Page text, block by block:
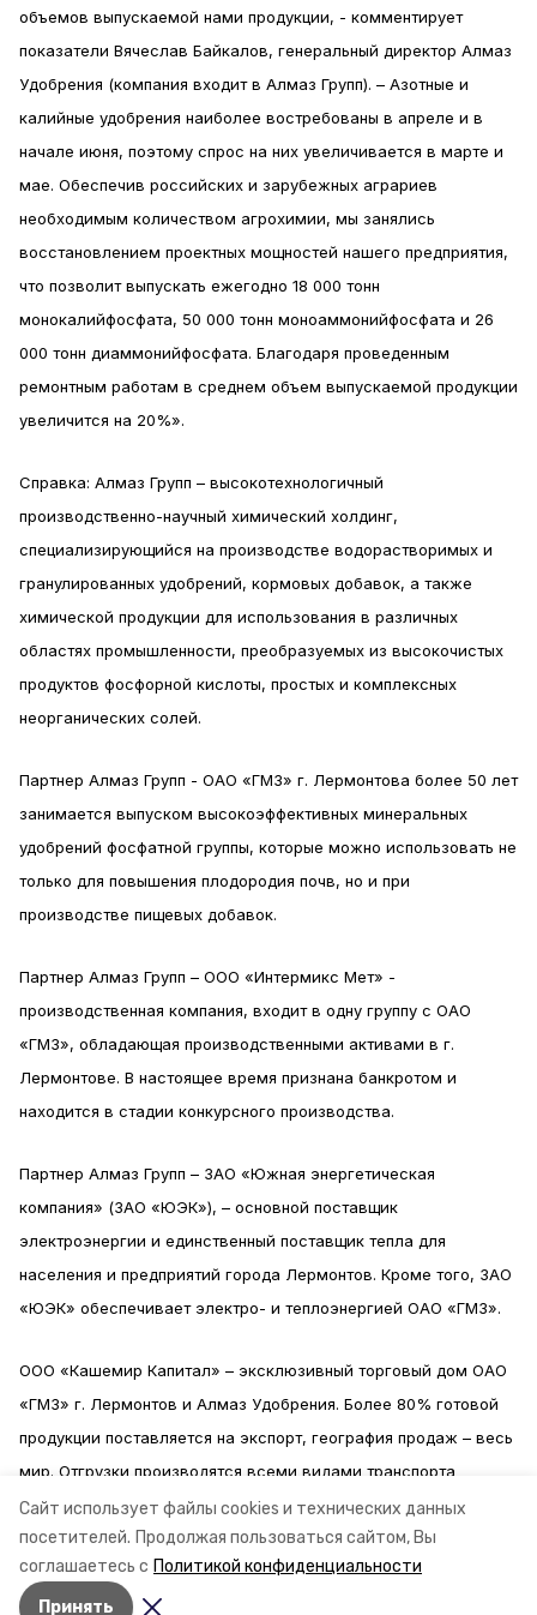
Сайт использует файлы cookies и технических данных
посетителей. Продолжая пользоваться сайтом, Вы
соглашаетесь с Политикой конфиденциальности
Принять
объемов выпускаемой нами продукции, - комментирует
показатели Вячеслав Байкалов, генеральный директор Алмаз
Удобрения (компания входит в Алмаз Групп). – Азотные и
калийные удобрения наиболее востребованы в апреле и в
начале июня, поэтому спрос на них увеличивается в марте и
мае. Обеспечив российских и зарубежных аграриев
необходимым количеством агрохимии, мы занялись
восстановлением проектных мощностей нашего предприятия,
что позволит выпускать ежегодно 18 000 тонн
монокалийфосфата, 50 000 тонн моноаммонийфосфата и 26
000 тонн диаммонийфосфата. Благодаря проведенным
ремонтным работам в среднем объем выпускаемой продукции
увеличится на 20%».
Справка: Алмаз Групп – высокотехнологичный
производственно-научный химический холдинг,
специализирующийся на производстве водорастворимых и
гранулированных удобрений, кормовых добавок, а также
химической продукции для использования в различных
областях промышленности, преобразуемых из высокочистых
продуктов фосфорной кислоты, простых и комплексных
неорганических солей.
Партнер Алмаз Групп - ОАО «ГМЗ» г. Лермонтова более 50 лет
занимается выпуском высокоэффективных минеральных
удобрений фосфатной группы, которые можно использовать не
только для повышения плодородия почв, но и при
производстве пищевых добавок.
Партнер Алмаз Групп – ООО «Интермикс Мет» -
производственная компания, входит в одну группу с ОАО
«ГМЗ», обладающая производственными активами в г.
Лермонтове. В настоящее время признана банкротом и
находится в стадии конкурсного производства.
Партнер Алмаз Групп – ЗАО «Южная энергетическая
компания» (ЗАО «ЮЭК»), – основной поставщик
электроэнергии и единственный поставщик тепла для
населения и предприятий города Лермонтов. Кроме того, ЗАО
«ЮЭК» обеспечивает электро- и теплоэнергией ОАО «ГМЗ».
ООО «Кашемир Капитал» – эксклюзивный торговый дом ОАО
«ГМЗ» г. Лермонтов и Алмаз Удобрения. Более 80% готовой
продукции поставляется на экспорт, география продаж – весь
мир. Отгрузки производятся всеми видами транспорта
(морским, автотранспортом и
железнодорожным).Информация и фото: минпром СК